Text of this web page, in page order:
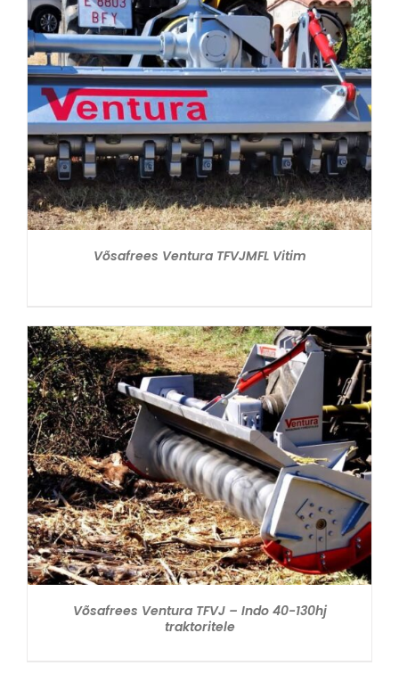
VAATA
Võsafrees Ventura TFVJMFL Vitim
VAATA
Võsafrees Ventura TFVJ – Indo 40-130hj
traktoritele